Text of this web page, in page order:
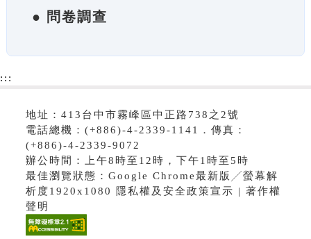
● 問卷調查
:::
地址：413台中市霧峰區中正路738之2號
電話總機：(+886)-4-2339-1141．傳真：
(+886)-4-2339-9072
辦公時間：上午8時至12時，下午1時至5時
最佳瀏覽狀態：Google Chrome最新版╱螢幕解
析度1920x1080 隱私權及安全政策宣示 | 著作權
聲明